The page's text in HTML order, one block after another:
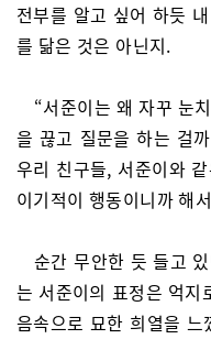
전부를 알고 싶어 하듯
를 닮은 것은 아닌지.
“서준이는 왜 자꾸 눈
을 끊고 질문을 하는 걸
우리 친구들, 서준이와
이기적이 행동이니까 해
순간 무안한 듯 들고
는 서준이의 표정은 억
음속으로 묘한 희열을